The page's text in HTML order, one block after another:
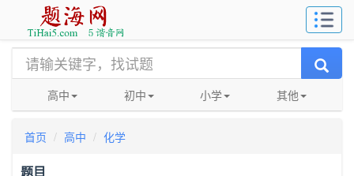
高中 初中 小学 其他
首页 高中 化学
题目